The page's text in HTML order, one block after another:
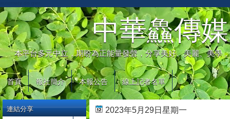
中華鱻傳媒
本平台多元中立，期盼為正能量發聲，分享美好、美麗、美學
首頁 報社簡介 本報公告 線上記者名單
2023年5月29日星期一
連結分享